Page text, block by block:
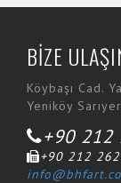
Katalog
BİZE
Köybaşı Cad.
Yeniköy
+90 212
+90 212